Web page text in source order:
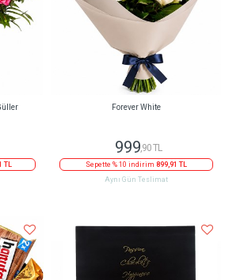
TL
Forever White
999,90 TL
Sepette % 10 indirim 899,91 TL
Aynı Gün Teslimat